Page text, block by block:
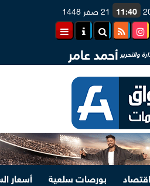
11:40 21 صفر 1448
والتحرير أحمد عامر
اقتصاد بورصات سلعية
أسعار